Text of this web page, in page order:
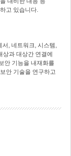
고 있습니다.
, 네트워크, 시스템,
상과 대상간 연결에
안 기능을 내재화를
안 기술을 연구하고